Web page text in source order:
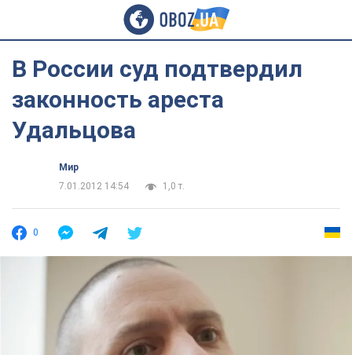
В России суд подтвердил
законность ареста
Удальцова
Мир
7.01.2012 14:54
1,0 т.
0